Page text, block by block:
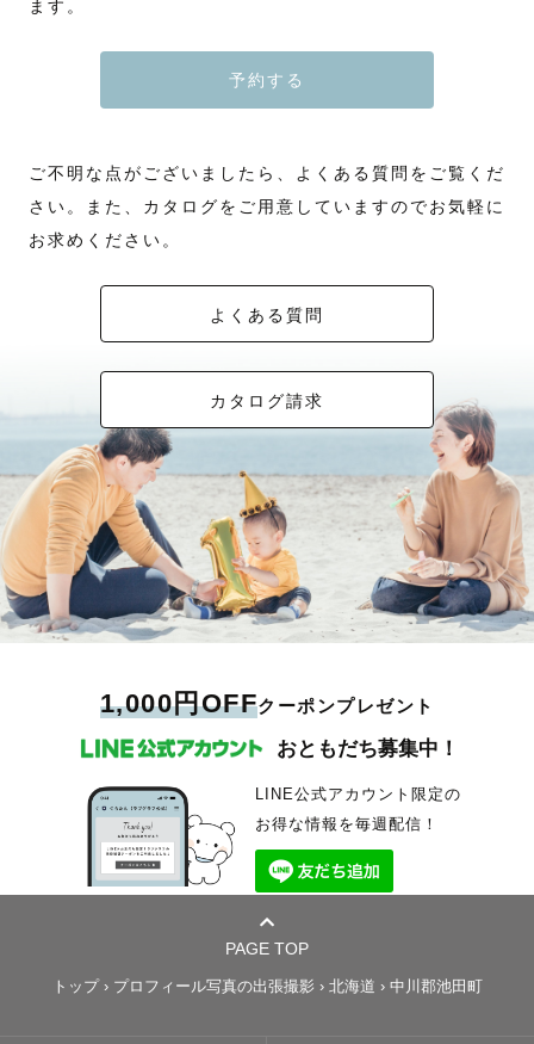
ます。
予約する
ご不明な点がございましたら、よくある質問をご覧くだ
さい。また、カタログをご用意していますのでお気軽に
お求めください。
よくある質問
カタログ請求
1,000円OFFクーポンプレゼント
おともだち募集中！
LINE公式アカウント限定の
お得な情報を毎週配信！
PAGE TOP
トップ› プロフィール写真の出張撮影 › 北海道 › 中川郡池田町